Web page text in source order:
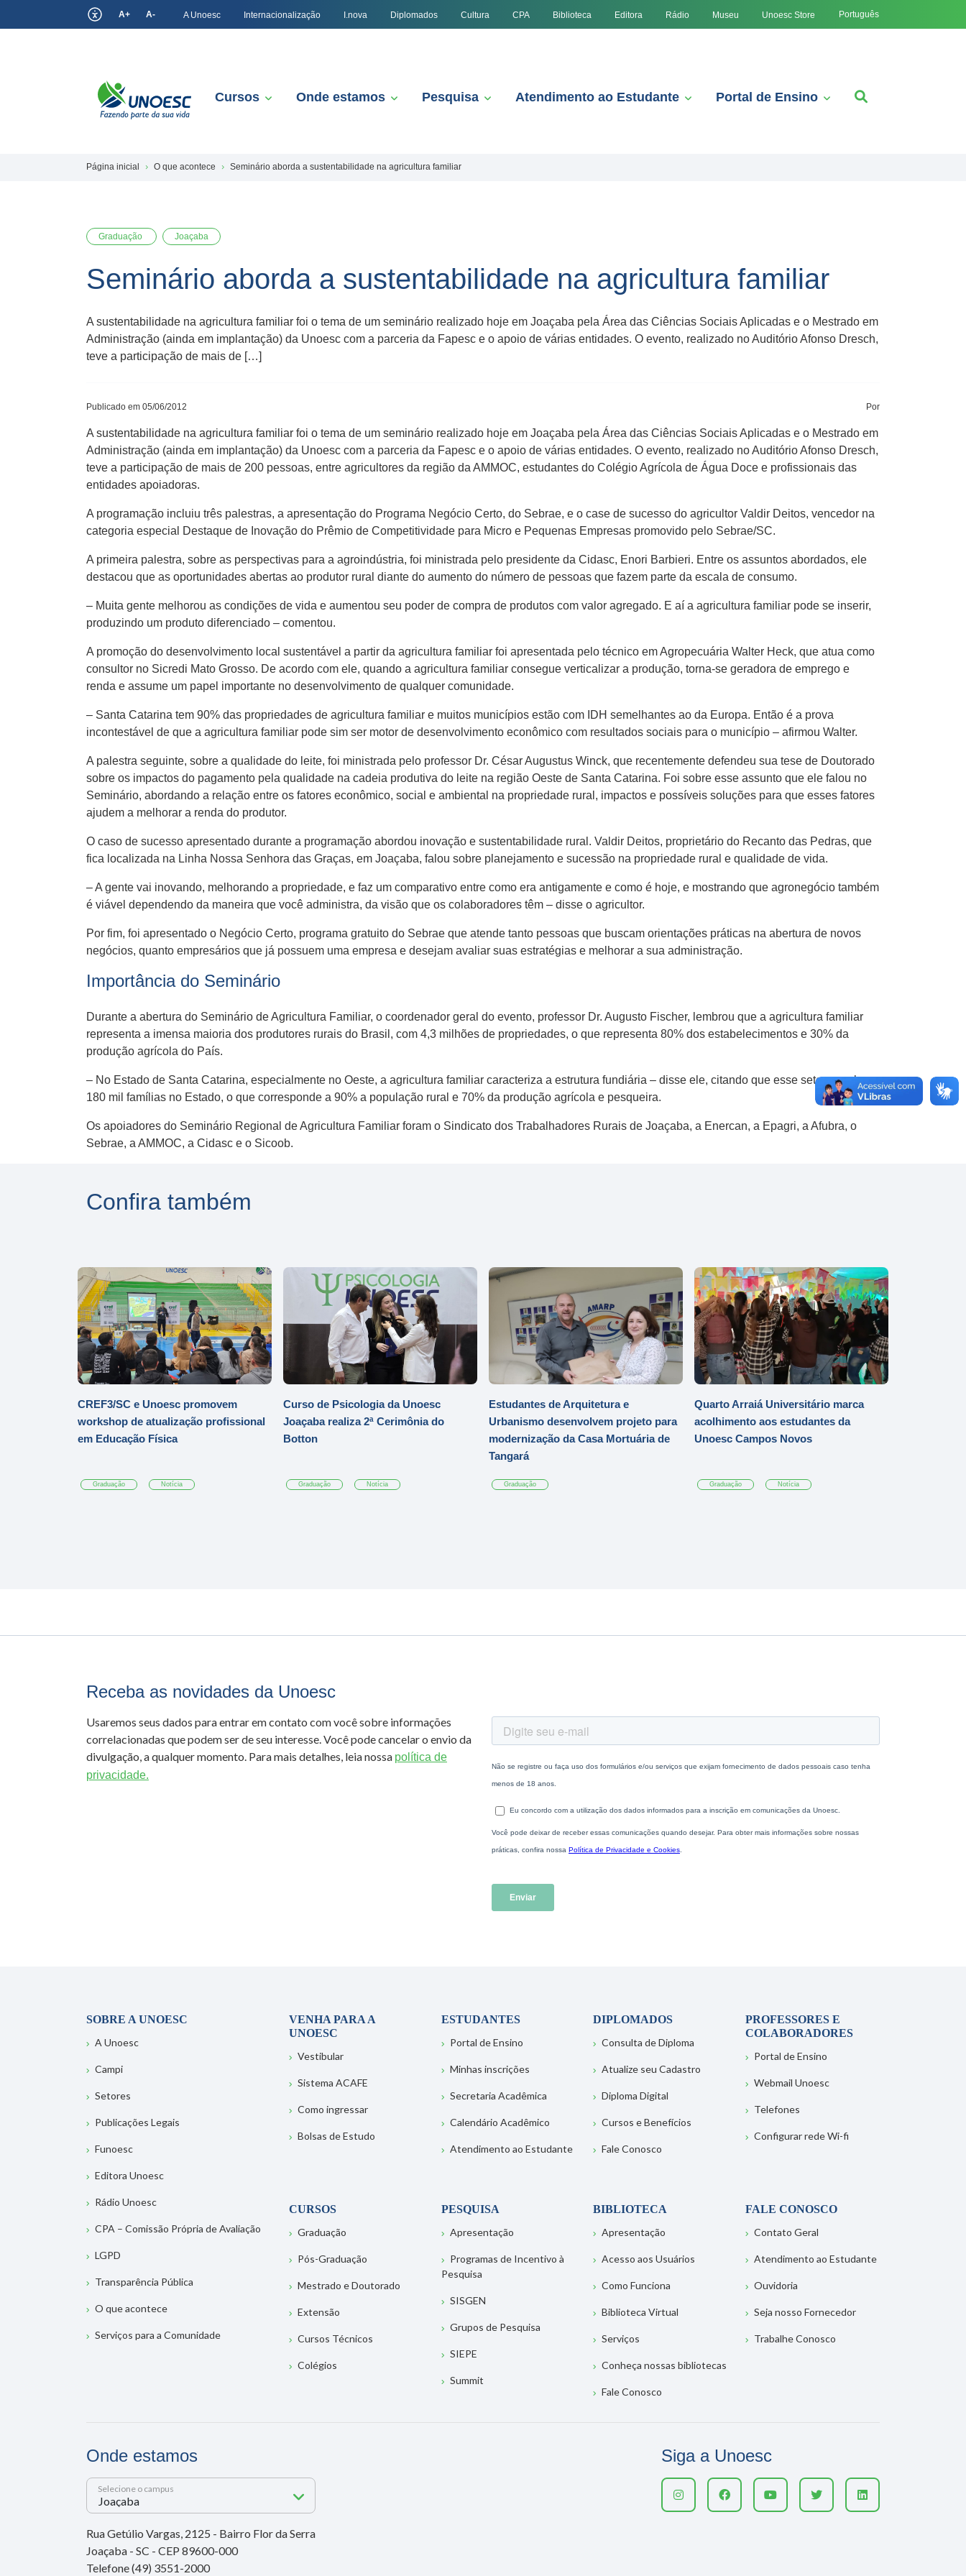
A+ A- A Unoesc Internacionalização I.nova Diplomados Cultura CPA Biblioteca Editora Rádio Museu Unoesc Store Português
Cursos Onde estamos Pesquisa Atendimento ao Estudante Portal de Ensino
Página inicial O que acontece Seminário aborda a sustentabilidade na agricultura familiar
Graduação Joaçaba
Seminário aborda a sustentabilidade na agricultura familiar
A sustentabilidade na agricultura familiar foi o tema de um seminário realizado hoje em Joaçaba pela Área das Ciências Sociais Aplicadas e o Mestrado em
Administração (ainda em implantação) da Unoesc com a parceria da Fapesc e o apoio de várias entidades. O evento, realizado no Auditório Afonso Dresch,
teve a participação de mais de […]
Publicado em 05/06/2012 Por
A sustentabilidade na agricultura familiar foi o tema de um seminário realizado hoje em Joaçaba pela Área das Ciências Sociais Aplicadas e o Mestrado em
Administração (ainda em implantação) da Unoesc com a parceria da Fapesc e o apoio de várias entidades. O evento, realizado no Auditório Afonso Dresch,
teve a participação de mais de 200 pessoas, entre agricultores da região da AMMOC, estudantes do Colégio Agrícola de Água Doce e profissionais das
entidades apoiadoras.
A programação incluiu três palestras, a apresentação do Programa Negócio Certo, do Sebrae, e o case de sucesso do agricultor Valdir Deitos, vencedor na
categoria especial Destaque de Inovação do Prêmio de Competitividade para Micro e Pequenas Empresas promovido pelo Sebrae/SC.
A primeira palestra, sobre as perspectivas para a agroindústria, foi ministrada pelo presidente da Cidasc, Enori Barbieri. Entre os assuntos abordados, ele
destacou que as oportunidades abertas ao produtor rural diante do aumento do número de pessoas que fazem parte da escala de consumo.
– Muita gente melhorou as condições de vida e aumentou seu poder de compra de produtos com valor agregado. E aí a agricultura familiar pode se inserir,
produzindo um produto diferenciado – comentou.
A promoção do desenvolvimento local sustentável a partir da agricultura familiar foi apresentada pelo técnico em Agropecuária Walter Heck, que atua como
consultor no Sicredi Mato Grosso. De acordo com ele, quando a agricultura familiar consegue verticalizar a produção, torna-se geradora de emprego e
renda e assume um papel importante no desenvolvimento de qualquer comunidade.
– Santa Catarina tem 90% das propriedades de agricultura familiar e muitos municípios estão com IDH semelhantes ao da Europa. Então é a prova
incontestável de que a agricultura familiar pode sim ser motor de desenvolvimento econômico com resultados sociais para o município – afirmou Walter.
A palestra seguinte, sobre a qualidade do leite, foi ministrada pelo professor Dr. César Augustus Winck, que recentemente defendeu sua tese de Doutorado
sobre os impactos do pagamento pela qualidade na cadeia produtiva do leite na região Oeste de Santa Catarina. Foi sobre esse assunto que ele falou no
Seminário, abordando a relação entre os fatores econômico, social e ambiental na propriedade rural, impactos e possíveis soluções para que esses fatores
ajudem a melhorar a renda do produtor.
O caso de sucesso apresentado durante a programação abordou inovação e sustentabilidade rural. Valdir Deitos, proprietário do Recanto das Pedras, que
fica localizada na Linha Nossa Senhora das Graças, em Joaçaba, falou sobre planejamento e sucessão na propriedade rural e qualidade de vida.
– A gente vai inovando, melhorando a propriedade, e faz um comparativo entre como era antigamente e como é hoje, e mostrando que agronegócio também
é viável dependendo da maneira que você administra, da visão que os colaboradores têm – disse o agricultor.
Por fim, foi apresentado o Negócio Certo, programa gratuito do Sebrae que atende tanto pessoas que buscam orientações práticas na abertura de novos
negócios, quanto empresários que já possuem uma empresa e desejam avaliar suas estratégias e melhorar a sua administração.
Importância do Seminário
Durante a abertura do Seminário de Agricultura Familiar, o coordenador geral do evento, professor Dr. Augusto Fischer, lembrou que a agricultura familiar
representa a imensa maioria dos produtores rurais do Brasil, com 4,3 milhões de propriedades, o que representa 80% dos estabelecimentos e 30% da
produção agrícola do País.
– No Estado de Santa Catarina, especialmente no Oeste, a agricultura familiar caracteriza a estrutura fundiária – disse ele, citando que esse setor envolve
180 mil famílias no Estado, o que corresponde a 90% a população rural e 70% da produção agrícola e pesqueira.
Os apoiadores do Seminário Regional de Agricultura Familiar foram o Sindicato dos Trabalhadores Rurais de Joaçaba, a Enercan, a Epagri, a Afubra, o
Sebrae, a AMMOC, a Cidasc e o Sicoob.
Confira também
CREF3/SC e Unoesc promovem
workshop de atualização profissional
em Educação Física
Graduação Notícia
Curso de Psicologia da Unoesc
Joaçaba realiza 2ª Cerimônia do
Botton
Graduação Notícia
Estudantes de Arquitetura e
Urbanismo desenvolvem projeto para
modernização da Casa Mortuária de
Tangará
Graduação
Quarto Arraiá Universitário marca
acolhimento aos estudantes da
Unoesc Campos Novos
Graduação Notícia
Receba as novidades da Unoesc
Usaremos seus dados para entrar em contato com você sobre informações
correlacionadas que podem ser de seu interesse. Você pode cancelar o envio da
divulgação, a qualquer momento. Para mais detalhes, leia nossa política de
privacidade.
SOBRE A UNOESC
A Unoesc
Campi
Setores
Publicações Legais
Funoesc
Editora Unoesc
Rádio Unoesc
CPA – Comissão Própria de Avaliação
LGPD
Transparência Pública
O que acontece
Serviços para a Comunidade
VENHA PARA A
UNOESC
Vestibular
Sistema ACAFE
Como ingressar
Bolsas de Estudo
ESTUDANTES
Portal de Ensino
Minhas inscrições
Secretaria Acadêmica
Calendário Acadêmico
Atendimento ao Estudante
DIPLOMADOS
Consulta de Diploma
Atualize seu Cadastro
Diploma Digital
Cursos e Benefícios
Fale Conosco
PROFESSORES E
COLABORADORES
Portal de Ensino
Webmail Unoesc
Telefones
Configurar rede Wi-fi
CURSOS
Graduação
Pós-Graduação
Mestrado e Doutorado
Extensão
Cursos Técnicos
Colégios
PESQUISA
Apresentação
Programas de Incentivo à
Pesquisa
SISGEN
Grupos de Pesquisa
SIEPE
Summit
BIBLIOTECA
Apresentação
Acesso aos Usuários
Como Funciona
Biblioteca Virtual
Serviços
Conheça nossas bibliotecas
Fale Conosco
FALE CONOSCO
Contato Geral
Atendimento ao Estudante
Ouvidoria
Seja nosso Fornecedor
Trabalhe Conosco
Onde estamos
Selecione o campus
Rua Getúlio Vargas, 2125 - Bairro Flor da Serra
Joaçaba - SC - CEP 89600-000
Telefone (49) 3551-2000
Siga a Unoesc